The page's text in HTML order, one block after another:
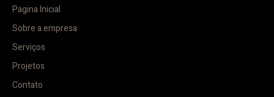
Pagina Inicial
Sobre a empresa
Serviços
Projetos
Contato